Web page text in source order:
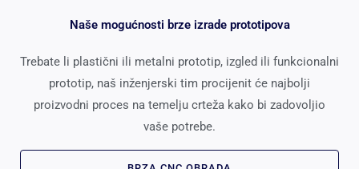
Naše mogućnosti brze izrade prototipova
Trebate li plastični ili metalni prototip, izgled ili funkcionalni
prototip, naš inženjerski tim procijenit će najbolji
proizvodni proces na temelju crteža kako bi zadovoljio
vaše potrebe.